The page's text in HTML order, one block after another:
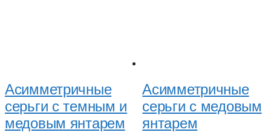
Асимметричные
серьги с темным и
медовым янтарем
Асимметричные
серьги с медовым
янтарем